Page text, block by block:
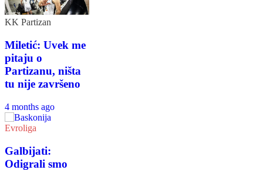
KK Partizan
Miletić: Uvek me
pitaju o
Partizanu, ništa
tu nije završeno
4 months ago
Evroliga
Galbijati:
Odigrali smo